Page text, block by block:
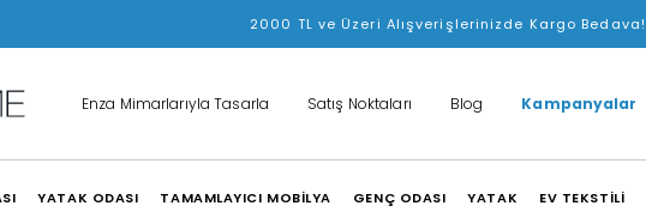
2000 TL ve Üzeri Alışverişlerinizde Kargo Bedava!
Enza Mimarlarıyla Tasarla Satış Noktaları Blog Kampanyalar
YATAK ODASI TAMAMLAYICI MOBİLYA GENÇ ODASI YATAK EV TEKSTİLİ